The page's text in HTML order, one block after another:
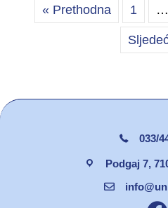
« Prethodna 1 …
033/
Podgaj 7,